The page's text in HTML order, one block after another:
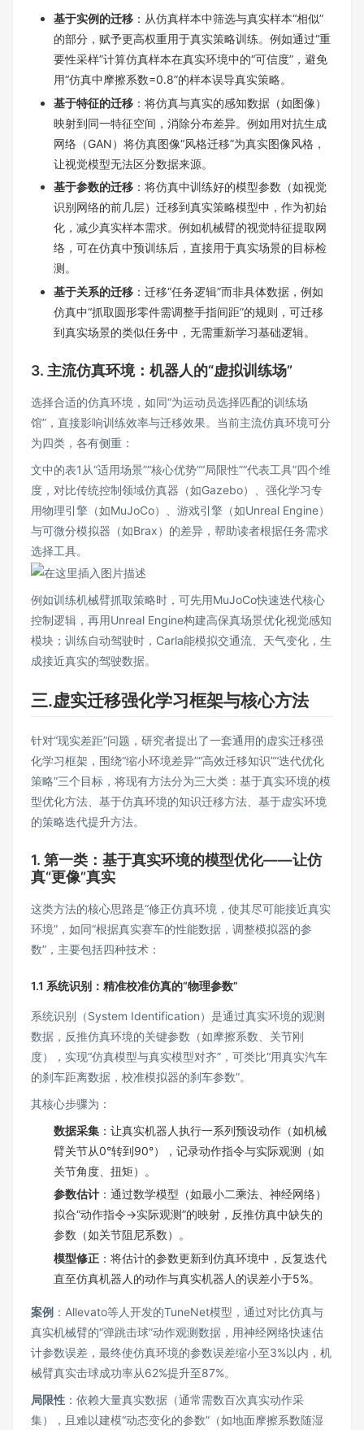
基于实例的迁移 ：从仿真样本中筛选与真实样本“相似”
的部分，赋予更高权重用于真实策略训练。例如通过“重
要性采样”计算仿真样本在真实环境中的“可信度”，避免
用“仿真中摩擦系数=0.8”的样本误导真实策略。
基于特征的迁移 ：将仿真与真实的感知数据（如图像）
映射到同一特征空间，消除分布差异。例如用对抗生成
网络（GAN）将仿真图像“风格迁移”为真实图像风格，
让视觉模型无法区分数据来源。
基于参数的迁移 ：将仿真中训练好的模型参数（如视觉
识别网络的前几层）迁移到真实策略模型中，作为初始
化，减少真实样本需求。例如机械臂的视觉特征提取网
络，可在仿真中预训练后，直接用于真实场景的目标检
测。
基于关系的迁移 ：迁移“任务逻辑”而非具体数据，例如
仿真中“抓取圆形零件需调整手指间距”的规则，可迁移
到真实场景的类似任务中，无需重新学习基础逻辑。
3. 主流仿真环境：机器人的“虚拟训练场”
选择合适的仿真环境，如同“为运动员选择匹配的训练场
馆”，直接影响训练效率与迁移效果。当前主流仿真环境可分
为四类，各有侧重：
文中的表1从“适用场景”“核心优势”“局限性”“代表工具”四个维
度，对比传统控制领域仿真器（如Gazebo）、强化学习专
用物理引擎（如MuJoCo）、游戏引擎（如Unreal Engine）
与可微分模拟器（如Brax）的差异，帮助读者根据任务需求
选择工具。
例如训练机械臂抓取策略时，可先用MuJoCo快速迭代核心
控制逻辑，再用Unreal Engine构建高保真场景优化视觉感知
模块；训练自动驾驶时，Carla能模拟交通流、天气变化，生
成接近真实的驾驶数据。
三.虚实迁移强化学习框架与核心方法
针对“现实差距”问题，研究者提出了一套通用的虚实迁移强
化学习框架，围绕“缩小环境差异”“高效迁移知识”“迭代优化
策略”三个目标，将现有方法分为三大类：基于真实环境的模
型优化方法、基于仿真环境的知识迁移方法、基于虚实环境
的策略迭代提升方法。
1. 第一类：基于真实环境的模型优化——让仿
真“更像”真实
这类方法的核心思路是“修正仿真环境，使其尽可能接近真实
环境”，如同“根据真实赛车的性能数据，调整模拟器的参
数”，主要包括四种技术：
1.1 系统识别：精准校准仿真的“物理参数”
系统识别（System Identification）是通过真实环境的观测
数据，反推仿真环境的关键参数（如摩擦系数、关节刚
度），实现“仿真模型与真实模型对齐”，可类比“用真实汽车
的刹车距离数据，校准模拟器的刹车参数”。
其核心步骤为：
数据采集 ：让真实机器人执行一系列预设动作（如机械
臂关节从0°转到90°），记录动作指令与实际观测（如
关节角度、扭矩）。
参数估计 ：通过数学模型（如最小二乘法、神经网络）
拟合“动作指令→实际观测”的映射，反推仿真中缺失的
参数（如关节阻尼系数）。
模型修正 ：将估计的参数更新到仿真环境中，反复迭代
直至仿真机器人的动作与真实机器人的误差小于5%。
案例 ：Allevato等人开发的TuneNet模型，通过对比仿真与
真实机械臂的“弹跳击球”动作观测数据，用神经网络快速估
计参数误差，最终使仿真环境的参数误差缩小至3%以内，机
械臂真实击球成功率从62%提升至87%。
局限性 ：依赖大量真实数据（通常需数百次真实动作采
集），且难以建模“动态变化的参数”（如地面摩擦系数随湿